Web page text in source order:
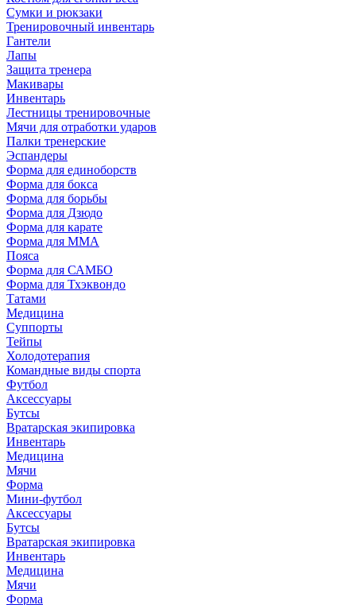
Сумки и рюкзаки
Тренировочный инвентарь
Гантели
Лапы
Защита тренера
Макивары
Инвентарь
Лестницы тренировочные
Мячи для отработки ударов
Палки тренерские
Эспандеры
Форма для единоборств
Форма для бокса
Форма для борьбы
Форма для Дзюдо
Форма для карате
Форма для MMA
Пояса
Форма для САМБО
Форма для Тхэквондо
Татами
Медицина
Суппорты
Тейпы
Холодотерапия
Командные виды спорта
Футбол
Аксессуары
Бутсы
Вратарская экипировка
Инвентарь
Медицина
Мячи
Форма
Мини-футбол
Аксессуары
Бутсы
Вратарская экипировка
Инвентарь
Медицина
Мячи
Форма